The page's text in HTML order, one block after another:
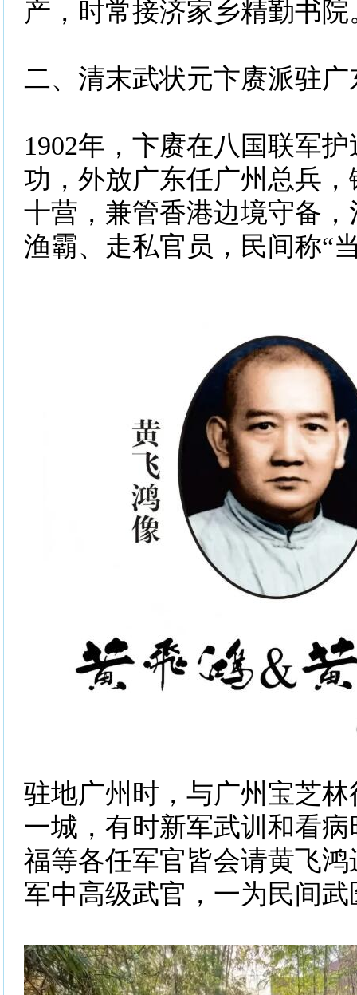
产，时常接济家乡精勤书院
二、清末武状元卞赓派驻广
1902年，卞赓在八国联军
功，外放广东任广州总兵
十营，兼管香港边境守备
渔霸、走私官员，民间称“
驻地广州时，与广州宝芝
一城，有时新军武训和看
福等各任军官皆会请黄飞
军中高级武官，一为民间武